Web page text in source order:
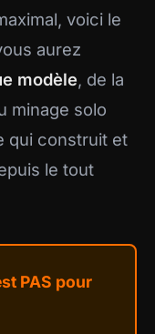
voici le
aurez
modèle, de la
minage solo
qui construit et
le tout
PAS pour